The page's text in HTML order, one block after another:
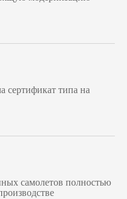
сертификат типа на
самолетов полностью